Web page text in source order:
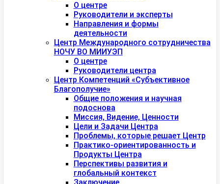
О центре
Руководители и эксперты
Направления и формы
деятельности
Центр Международного сотрудничества
НОЧУ ВО МИИУЭП
О центре
Руководители центра
Центр Компетенций «Субъективное
Благополучие»
Общие положения и научная
подоснова
Миссия, Видение, Ценности
Цели и Задачи Центра
Проблемы, которые решает Центр
Практико-ориентированность и
Продукты Центра
Перспективы развития и
глобальный контекст